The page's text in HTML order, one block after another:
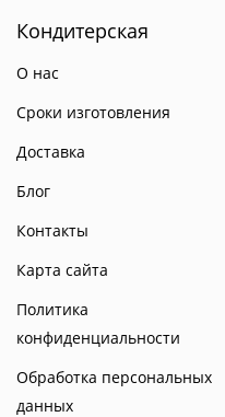
Кондитерская
О нас
Сроки изготовления
Доставка
Блог
Контакты
Карта сайта
Политика
конфиденциальности
Обработка персональных
данных